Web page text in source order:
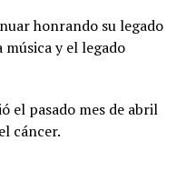
honrando su legado
y el legado
el pasado mes de abril
cáncer.